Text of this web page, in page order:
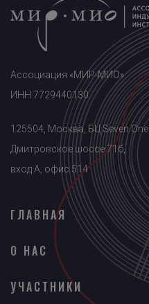
Ассоциация «МИР-МИО»
ИНН 7729440130
125504, Москва, БЦ Seven One,
Дмитровское шоссе 71б,
вход A, офис 514
ГЛАВНАЯ
О НАС
УЧАСТНИКИ